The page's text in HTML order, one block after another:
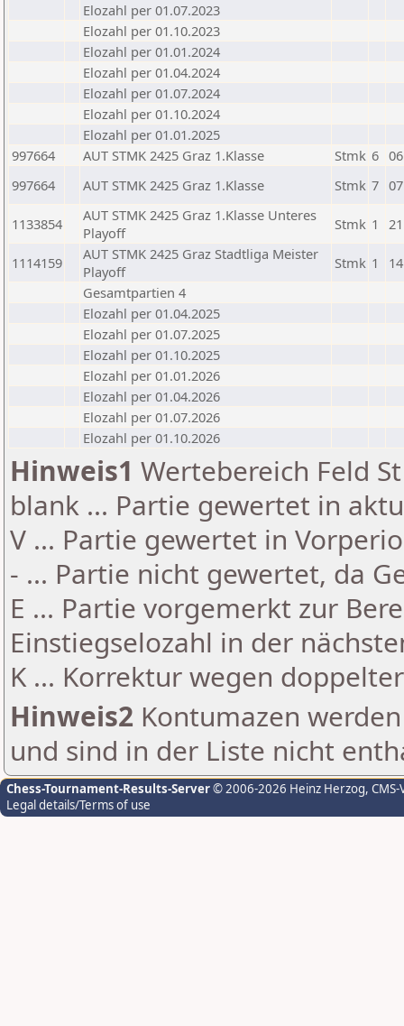
Elozahl per 01.07.2023
Elozahl per 01.10.2023
Elozahl per 01.01.2024
Elozahl per 01.04.2024
Elozahl per 01.07.2024
Elozahl per 01.10.2024
Elozahl per 01.01.2025
997664
AUT STMK 2425 Graz 1.Klasse Stmk 6
997664
AUT STMK 2425 Graz 1.Klasse Stmk 7
1133854
AUT STMK 2425 Graz 1.Klasse Unteres
Playoff
Stmk 1
1114159
AUT STMK 2425 Graz Stadtliga Meister
Playoff
Stmk 1
Gesamtpartien 4
Elozahl per 01.04.2025
Elozahl per 01.07.2025
Elozahl per 01.10.2025
Elozahl per 01.01.2026
Elozahl per 01.04.2026
Elozahl per 01.07.2026
Elozahl per 01.10.2026
Hinweis1 Wertebereich Feld
blank ... Partie gewertet in
V ... Partie gewertet in
- ... Partie nicht gewertet, da
E ... Partie vorgemerkt zur
Einstiegselozahl in der
K ... Korrektur wegen
Hinweis2 Kontumazen
und sind in der Liste nicht
Chess-Tournament-Results-Server© 2006-2026 Heinz Herzog,
Legal details/Terms of use